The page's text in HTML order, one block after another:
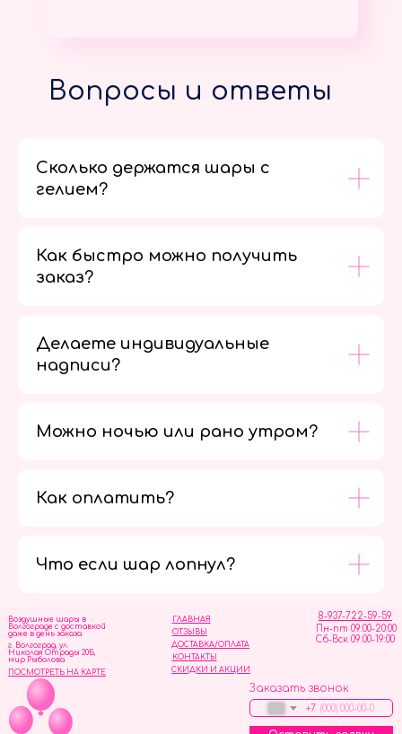
Вопросы и ответы
Сколько держатся шары с
гелием?
Как быстро можно получить
заказ?
Делаете индивидуальные
надписи?
Можно ночью или рано утром?
Как оплатить?
Что если шар лопнул?
ОТЗЫВЫ
ГЛАВНАЯ
ДОСТАВКА/ОПЛАТА
СКИДКИ И АКЦИИ
КОНТАКТЫ
8-937-722-59-59
Пн-пт 09:00-20:00
Сб-Вск 09:00-19:00
Воздушные шары в
Волгограде с доставкой
даже в день заказа
Заказать звонок
+7
г. Волгоград, ул.
Николая Отрады 20Б,
мир Рыболова
ПОСМОТРЕТЬ НА КАРТЕ